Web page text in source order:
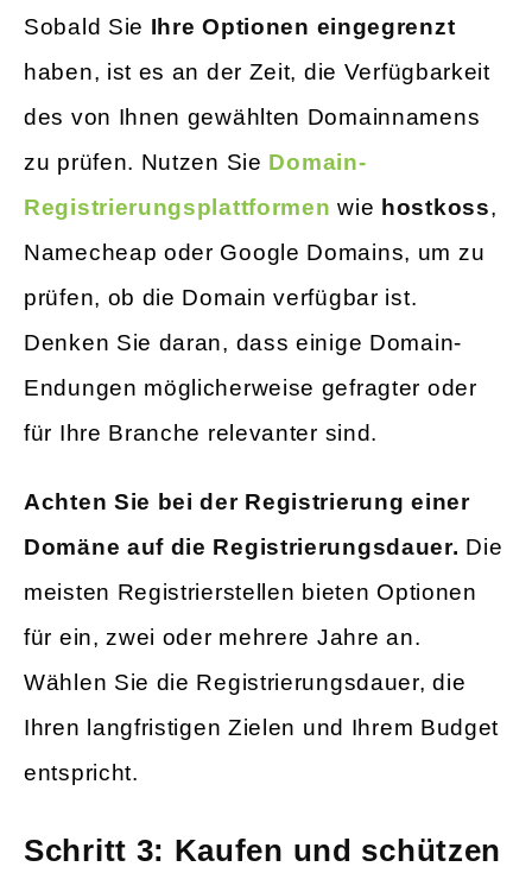
Sobald Sie Ihre Optionen eingegrenzt
haben, ist es an der Zeit, die Verfügbarkeit
des von Ihnen gewählten Domainnamens
zu prüfen. Nutzen Sie Domain-
Registrierungsplattformen wie hostkoss,
Namecheap oder Google Domains, um zu
prüfen, ob die Domain verfügbar ist.
Denken Sie daran, dass einige Domain-
Endungen möglicherweise gefragter oder
für Ihre Branche relevanter sind.
Achten Sie bei der Registrierung einer
Domäne auf die Registrierungsdauer. Die
meisten Registrierstellen bieten Optionen
für ein, zwei oder mehrere Jahre an.
Wählen Sie die Registrierungsdauer, die
Ihren langfristigen Zielen und Ihrem Budget
entspricht.
Schritt 3: Kaufen und schützen